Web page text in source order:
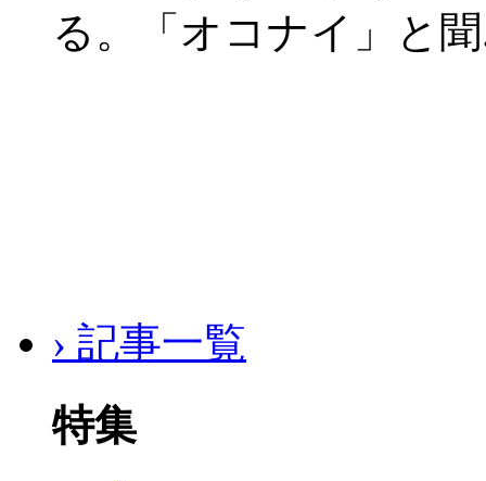
る。「オコナイ」
› 記事一覧
特集